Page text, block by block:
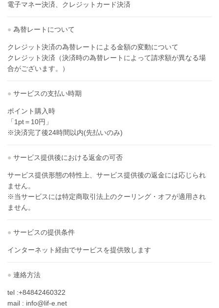
電子マネー決済、クレジットカード決済
● 為替レートについて
クレジット決済の為替レートによる金額の変動について
クレジット決済（決済時の為替レートによって請求額が異なる場
合がございます。）
● サービスの支払い時期
ポイント購入時
「1pt＝10円」
※決済完了後24時間以内(先払いのみ)
● サービス提供後における返金の可否
サービス提供形態の特性上、サービス提供後の返金には応じられ
ません。
※当サービスには特定商取引法上のクーリング・オフが適用され
ません。
● サービスの提供条件
インターネット経由でサービスを提供致します
● 連絡方法
tel :+84842460322
mail : info@lif-e.net